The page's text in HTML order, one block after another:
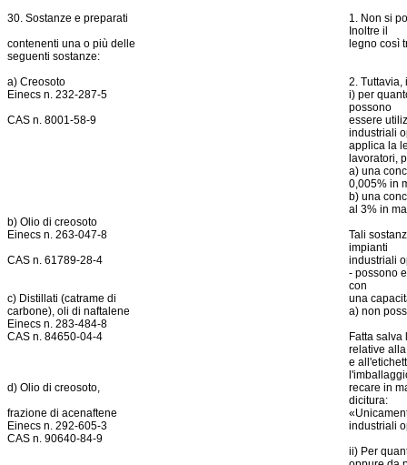
30. Sostanze e preparati
1. Non si
Inoltre il
contenenti una o più delle
legno così
seguenti sostanze:
a) Creosoto
2. Tuttavia,
Einecs n. 232-287-5
i) per
possono
CAS n. 8001-58-9
essere
industriali
applica la
lavoratori,
a) una
0,005% in
b) una
al 3% in
b) Olio di creosoto
Einecs n. 263-047-8
Tali
impianti
CAS n. 61789-28-4
industriali
- possono
con
c) Distillati (catrame di
una
carbone), oli di naftalene
a) non
Einecs n. 283-484-8
CAS n. 84650-04-4
Fatta
relative
e
d) Olio di creosoto,
recare in
dicitura:
frazione di acenaftene
Einecs n. 292-605-3
industriali
CAS n. 90640-84-9
ii) Per